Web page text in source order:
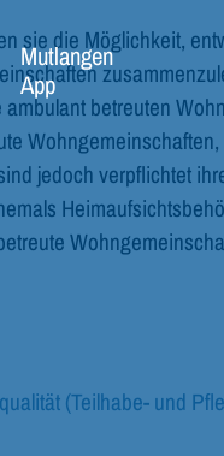
Mutlangen
App
sie die Möglichkeit,
betreuten
jedoch verpflichtet
(Teilhabe- und